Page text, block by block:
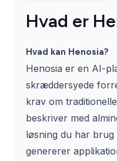
Hvad er
Hvad kan Henosia?
Henosia er en AI-
skræddersyede
krav om
beskriver med
løsning du har
genererer